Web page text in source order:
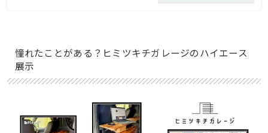
憧れたことがある？ヒミツキチガレージのハイエース
展示